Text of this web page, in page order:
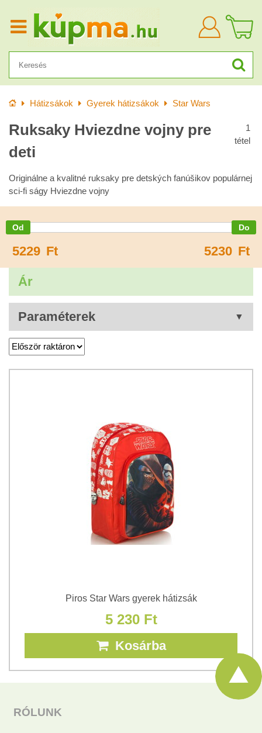
KezdőlapHátizsákok Gyerek hátizsákok Star Wars
Ruksaky Hviezdne vojny pre
deti
1
tétel
Originálne a kvalitné ruksaky pre detských fanúšikov populárnej
sci-fi ságy Hviezdne vojny
5229 Ft 5230 Ft
Ár
Paraméterek
Piros Star Wars gyerek hátizsák
5 230 Ft
Kosárba
RÓLUNK